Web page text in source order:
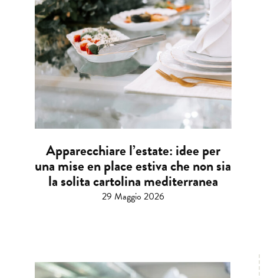
Apparecchiare l’estate: idee per
una mise en place estiva che non sia
la solita cartolina mediterranea
29 Maggio 2026